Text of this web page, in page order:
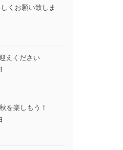
くお願い致しま
えください
を楽しもう！